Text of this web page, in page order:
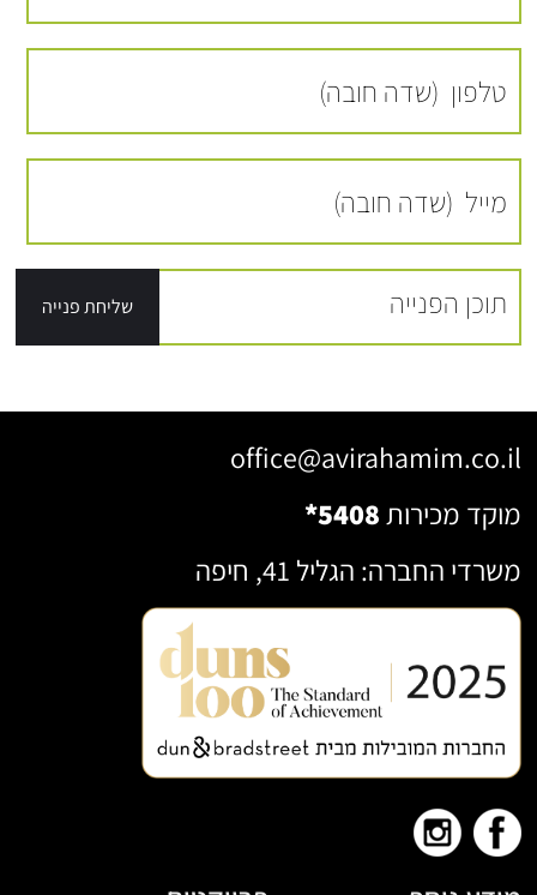
office@avirahamim.co.il
מוקד מכירות*5408
משרדי החברה: הגליל 41, חיפה